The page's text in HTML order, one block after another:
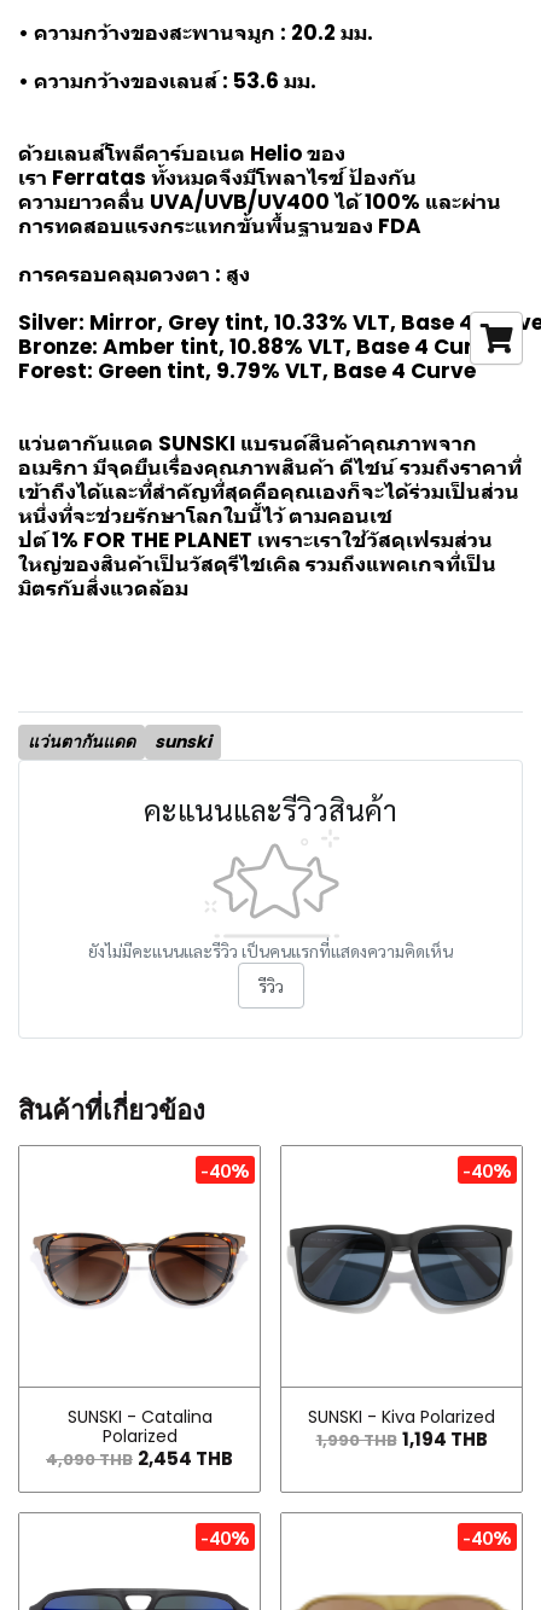
• ความกว้างของสะพานจมูก : 20.2 มม.
• ความกว้างของเลนส์ : 53.6 มม.
ด้วยเลนส์โพลีคาร์บอเนต Helio ของ
เรา Ferratas ทั้งหมดจึงมีโพลาไรซ์ ป้องกัน
ความยาวคลื่น UVA/UVB/UV400 ได้ 100% และผ่าน
การทดสอบแรงกระแทกขั้นพื้นฐานของ FDA
การครอบคลุมดวงตา : สูง
Silver: Mirror, Grey tint, 10.33% VLT, Base 4
Bronze: Amber tint, 10.88% VLT, Base 4 Curve
Forest: Green tint, 9.79% VLT, Base 4 Curve
แว่นตากันแดด SUNSKI แบรนด์สินค้าคุณภาพจาก
อเมริกา มีจุดยืนเรื่องคุณภาพสินค้า ดีไซน์ รวมถึงราคาที่
เข้าถึงได้และที่สำคัญที่สุดคือคุณเองก็จะได้ร่วมเป็นส่วน
หนึ่งที่จะช่วยรักษาโลกใบนี้ไว้ ตามคอนเซ
ปต์ 1% FOR THE PLANET เพราะเราใช้วัสดุเฟรมส่วน
ใหญ่ของสินค้าเป็นวัสดุรีไซเคิล รวมถึงแพคเกจที่เป็น
มิตรกับสิ่งแวดล้อม
แว่นตากันแดด sunski
คะแนนและรีวิวสินค้า
ยังไม่มีคะแนนและรีวิว เป็นคนแรกที่แสดงความคิดเห็น
รีวิว
สินค้าที่เกี่ยวข้อง
-40%
SUNSKI - Catalina
Polarized
4,090 THB 2,454 THB
-40%
SUNSKI - Kiva Polarized
1,990 THB 1,194 THB
-40% -40%